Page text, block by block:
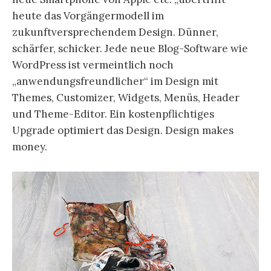
heute das Vorgängermodell im
zukunftversprechendem Design. Dünner,
schärfer, schicker. Jede neue Blog-Software wie
WordPress ist vermeintlich noch
„anwendungsfreundlicher“ im Design mit
Themes, Customizer, Widgets, Menüs, Header
und Theme-Editor. Ein kostenpflichtiges
Upgrade optimiert das Design. Design makes
money.